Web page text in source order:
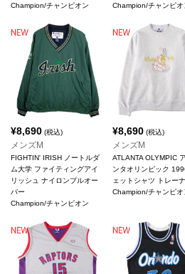
Champion/チャンピオン
Champion/チャンピオ
¥8,690 (税込)
メンズM
FIGHTIN' IRISH ノートルダ
ム大学 ファイティングアイ
リッシュ ナイロンプルオー
バー
Champion/チャンピオン
¥8,690(税込)
メンズM
ATLANTA OLYMPIC
ンタオリンピック
ェットシャツ トレー
Champion/チャンピオ